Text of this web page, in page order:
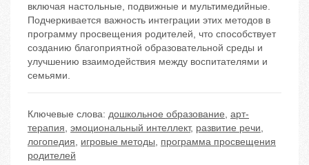
включая настольные, подвижные и мультимедийные.
Подчеркивается важность интеграции этих методов в
программу просвещения родителей, что способствует
созданию благоприятной образовательной среды и
улучшению взаимодействия между воспитателями и
семьями.
Ключевые слова: дошкольное образование, арт-
терапия, эмоциональный интеллект, развитие речи,
логопедия, игровые методы, программа просвещения
родителей